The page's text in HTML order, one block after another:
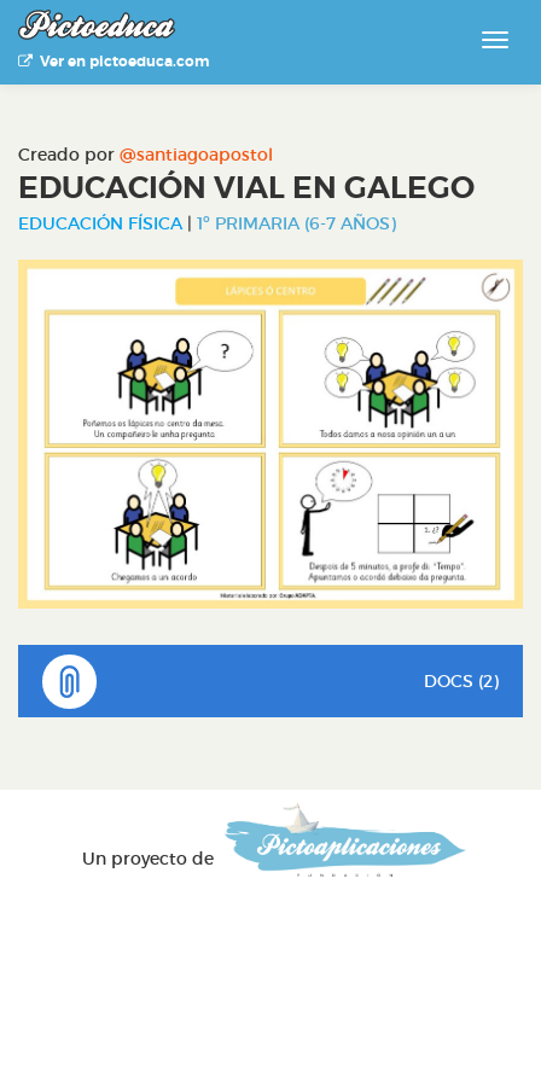
Ver en pictoeduca.com
Creado por @santiagoapostol
EDUCACIÓN VIAL EN GALEGO
EDUCACIÓN FÍSICA| 1º PRIMARIA (6-7 AÑOS)
DOCS (2)
Un proyecto de